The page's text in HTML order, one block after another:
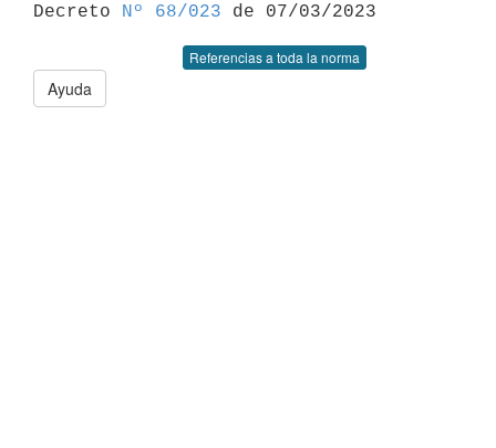
Decreto
Nº 68/023
Referencias a toda la norma
Ayuda